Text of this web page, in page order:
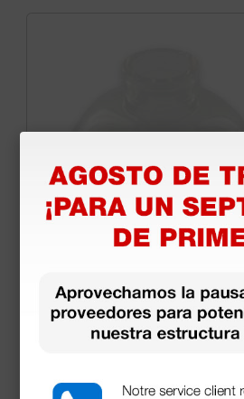
Máscara de silicona nº 2 - Niño